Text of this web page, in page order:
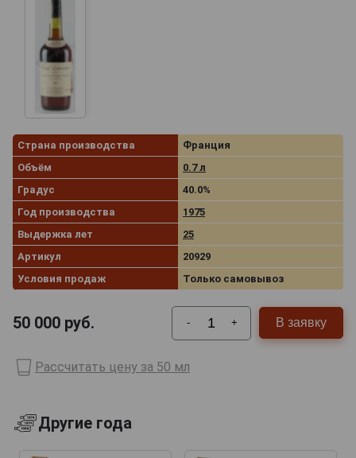
Страна производства
Франция
Объём
0.7 л
Градус
40.0%
Год производства
1975
Выдержка лет
25
Артикул
20929
Условия продаж
Только самовывоз
50 000 руб. - + В заявку
Рассчитать цену за 50 мл
Другие года